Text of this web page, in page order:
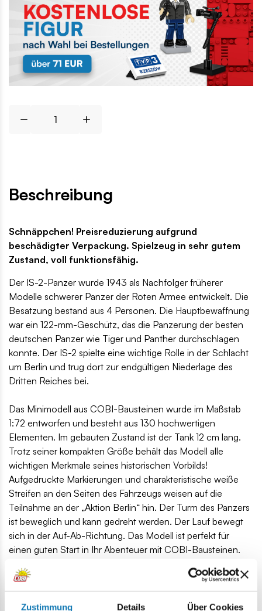
Zustimmung Details Über Cookies
Beschreibung
Schnäppchen! Preisreduzierung aufgrund
beschädigter Verpackung. Spielzeug in sehr gutem
Zustand, voll funktionsfähig.
Der IS-2-Panzer wurde 1943 als Nachfolger früherer
Modelle schwerer Panzer der Roten Armee entwickelt. Die
Besatzung bestand aus 4 Personen. Die Hauptbewaffnung
war ein 122-mm-Geschütz, das die Panzerung der besten
deutschen Panzer wie Tiger und Panther durchschlagen
konnte. Der IS-2 spielte eine wichtige Rolle in der Schlacht
um Berlin und trug dort zur endgültigen Niederlage des
Dritten Reiches bei.
Das Minimodell aus COBI-Bausteinen wurde im Maßstab
1:72 entworfen und besteht aus 130 hochwertigen
Elementen. Im gebauten Zustand ist der Tank 12 cm lang.
Trotz seiner kompakten Größe behält das Modell alle
wichtigen Merkmale seines historischen Vorbilds!
Aufgedruckte Markierungen und charakteristische weiße
Streifen an den Seiten des Fahrzeugs weisen auf die
Teilnahme an der „Aktion Berlin“ hin. Der Turm des Panzers
ist beweglich und kann gedreht werden. Der Lauf bewegt
sich in der Auf-Ab-Richtung. Das Modell ist perfekt für
einen guten Start in Ihr Abenteuer mit COBI-Bausteinen.
Modell und Gadget. Es nimmt wenig Platz ein und findet
problemlos seinen Platz auf dem Schreibtisch zu Hause, bei
der Arbeit oder im Bücherregal.